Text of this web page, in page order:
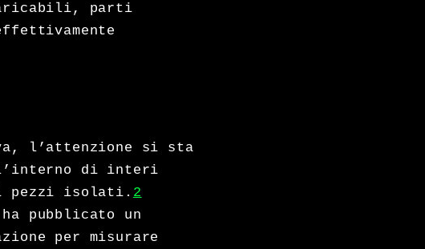
parti
l’attenzione si sta
di interi
pezzi isolati. 2
pubblicato un
per misurare